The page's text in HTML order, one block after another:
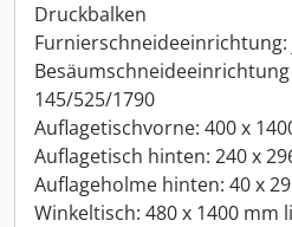
Druckbalken
Furnierschneideeinrichtung:
Besäumschneideeinrichtung
145/525/1790
Auflagetischvorne: 400 x
Auflagetisch hinten: 240 x
Auflageholme hinten: 40 x
Winkeltisch: 480 x 1400 mm